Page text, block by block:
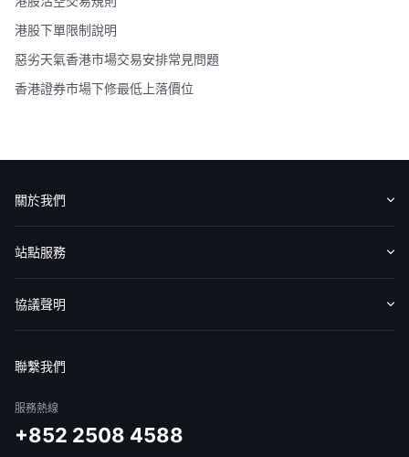
港股下單限制說明
惡劣天氣香港市場交易安排常見問題
香港證券市場下修最低上落價位
關於我們
認識華盛
媒體報導
意見反饋
站點服務
收費標準
交易工具
幫助中心
協議聲明
聯繫我們
服務熱線
+852 2508 4588